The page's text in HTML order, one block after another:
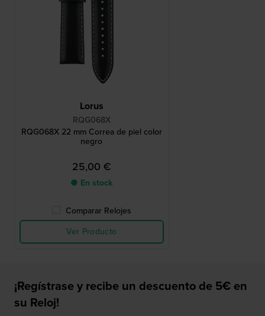
Lorus
RQG068X
RQG068X 22 mm Correa de piel color
negro
25,00 €
● En stock
Comparar Relojes
Ver Producto
¡Regístrase y recibe un descuento de 5€ en
su Reloj!